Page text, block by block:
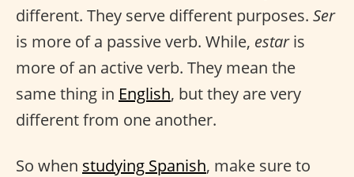
different. They serve different purposes. Ser
is more of a passive verb. While, estaris
more of an active verb. They mean the
same thing in English, but they are very
different from one another.
So when studying Spanish, make sure to